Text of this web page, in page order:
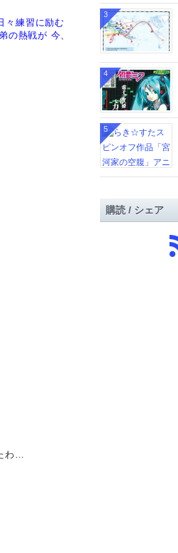
々練習に励む
の熱戦が 今、
わ…
3
4
5
購読 / シェア